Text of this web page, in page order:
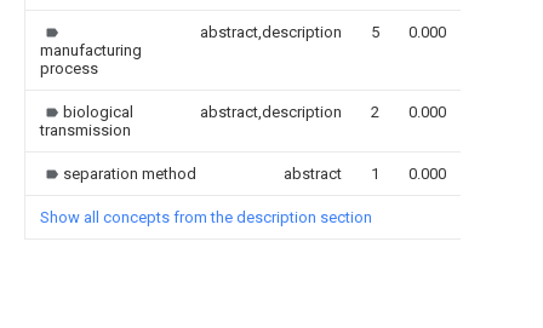
manufacturing
process
abstract,description 5 0.000
biological
transmission
abstract,description 2 0.000
separation method abstract 1 0.000
Show all concepts from the description section